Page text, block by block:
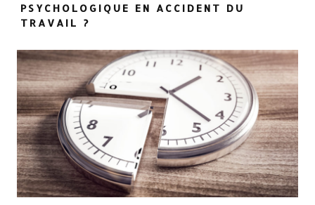
PSYCHOLOGIQUE EN ACCIDENT DU
TRAVAIL ?